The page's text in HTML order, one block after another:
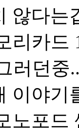
않다는
리카
러던
이야기
노포드